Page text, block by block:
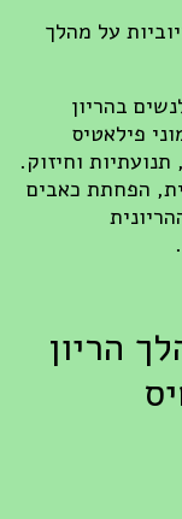
על מהלך
בהריון
פילאטיס
וחיזוק.
הפחתת כאבים
הריון